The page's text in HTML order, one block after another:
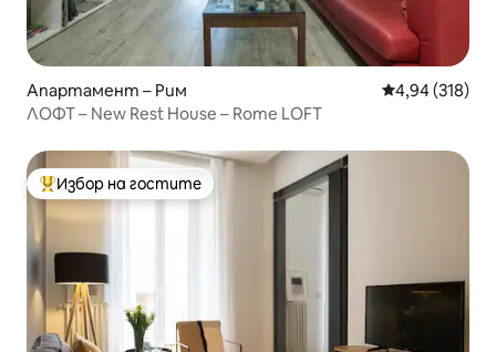
Апартамент – Рим Средна
4,94 (318)
ЛОФТ – New Rest House – Rome LOFT
Най-популярен избор на гостите
Избор на гостите